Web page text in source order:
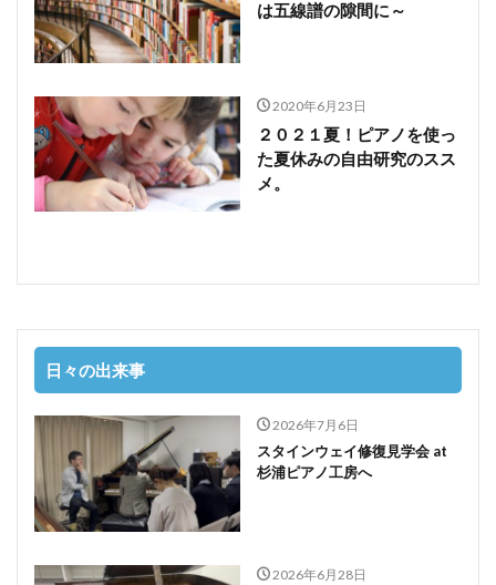
は五線譜の隙間に～
2020年6月23日
２０２１夏！ピアノを使っ
た夏休みの自由研究のスス
メ。
日々の出来事
2026年7月6日
スタインウェイ修復見学会 at
杉浦ピアノ工房へ
2026年6月28日